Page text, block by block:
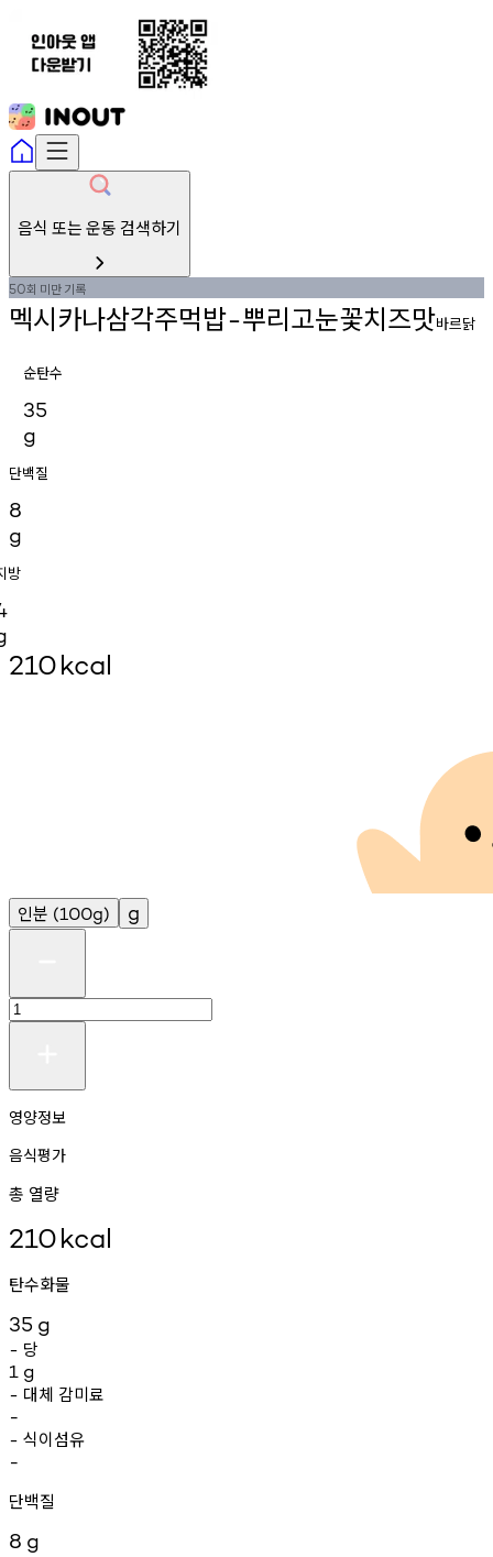
음식 또는 운동 검색하기
50회 미만기록
멕시카나삼각주먹밥-뿌리고눈꽃치즈맛바르닭
순탄수
35
g
단백질
8
g
방
210kcal
인분 (100g) g
영양정보
음식평가
총 열량
210kcal
탄수화물
35 g
- 당
1 g
- 대체 감미료
-
- 식이섬유
-
단백질
8 g